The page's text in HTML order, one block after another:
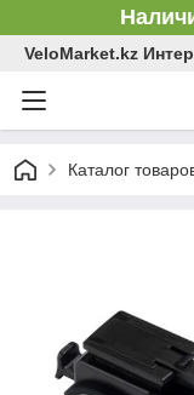
VeloMarket.kz
Каталог